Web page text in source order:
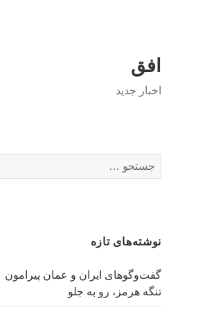
افق
اخبار جدید
برای:
نوشته‌های تازه
گفت‌وگوهای ایران و عمان پیرامون
تنگه هرمز، رو به جلو